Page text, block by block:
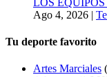
Ago 4, 2026 |
Tu deporte favorito
Artes Marciales